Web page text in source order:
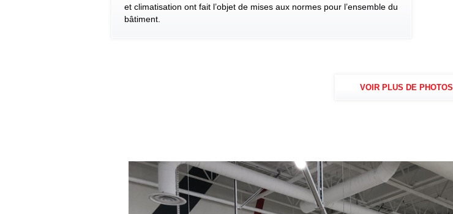
et climatisation ont fait l’objet de mises aux normes pour l’ensemble du
bâtiment.
VOIR PLUS DE PHOTOS